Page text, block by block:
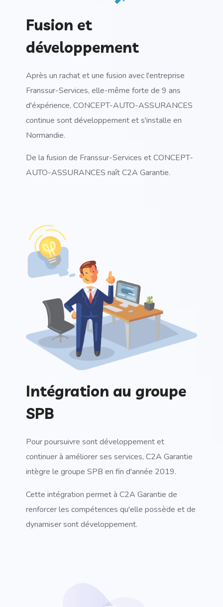
Fusion et
développement
Après un rachat et une fusion avec l'entreprise
Franssur-Services, elle-même forte de 9 ans
d'éxpérience, CONCEPT-AUTO-ASSURANCES
continue sont développement et s'installe en
Normandie.
De la fusion de Franssur-Services et CONCEPT-
AUTO-ASSURANCES naît C2A Garantie.
Intégration au groupe
SPB
Pour poursuivre sont développement et
continuer à améliorer ses services, C2A Garantie
intègre le groupe SPB en fin d'année 2019.
Cette intégration permet à C2A Garantie de
renforcer les compétences qu'elle possède et de
dynamiser sont développement.